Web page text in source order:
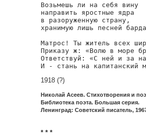
Возьмешь ли на себя вину
направить яростные ядра
в разоруженную страну,
хранимую лишь песней
Матрос! Ты житель всех
Приказу ж: «Волю в море
Ответствуй: «С ней и за
И - стань на капитанский
1918 (?)
Николай Асеев. Стихотворения и
Библиотека поэта. Большая серия.
Ленинград: Советский писатель,
* * *